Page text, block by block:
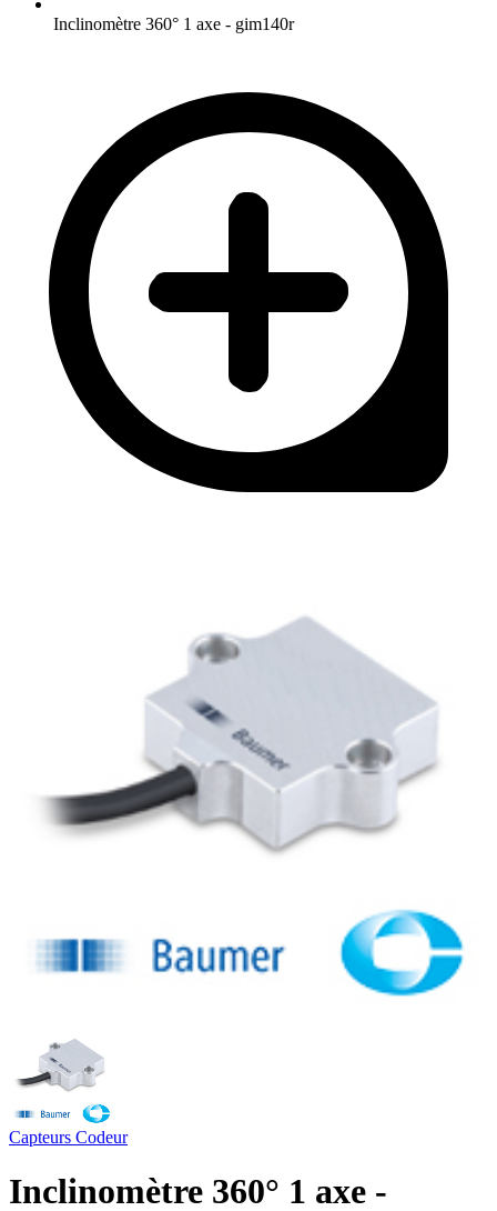
Inclinomètre 360° 1 axe - gim140r
Capteurs Codeur
Inclinomètre 360° 1 axe -